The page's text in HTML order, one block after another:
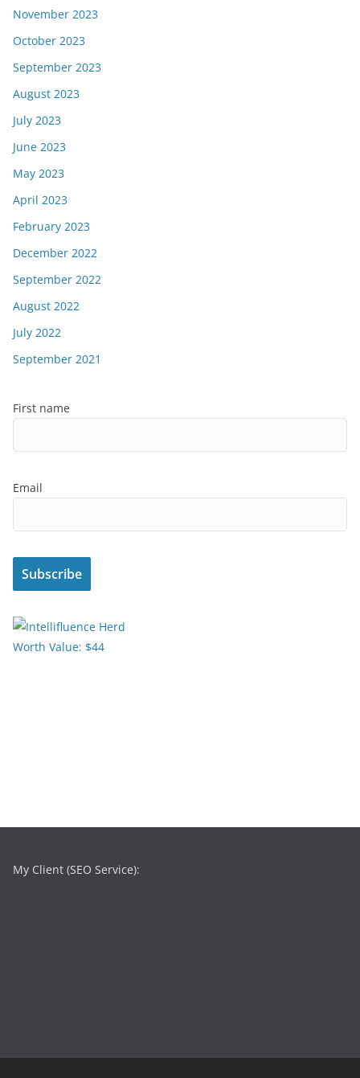
November 2023
October 2023
September 2023
August 2023
July 2023
June 2023
May 2023
April 2023
February 2023
December 2022
September 2022
August 2022
July 2022
September 2021
First name
Email
My Client (SEO Service):